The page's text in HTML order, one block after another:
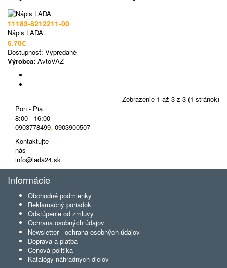
11183-8212211-00
Nápis LADA
6.70€
Dostupnosť: Vypredané
Výrobca: AvtoVAZ
Zobrazenie 1 až 3 z 3 (1 stránok)
Pon - Pia
8:00 - 16:00
0903778499, 0903900507
Kontaktujte
nás
info@lada24.sk
Informácie
Obchodné podmienky
Reklamačný poriadok
Odstúpenie od zmluvy
Ochrana osobných údajov
Newsletter - ochrana osobných údajov
Doprava a platba
Cenová politika
Katalógy náhradných dielov